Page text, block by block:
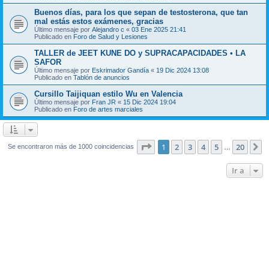
Buenos días, para los que sepan de testosterona, que tan
mal estás estos exámenes, gracias
Último mensaje por Alejandro c « 03 Ene 2025 21:41
Publicado en Foro de Salud y Lesiones
TALLER de JEET KUNE DO y SUPRACAPACIDADES • LA
SAFOR
Último mensaje por Eskrimador Gandía « 19 Dic 2024 13:08
Publicado en Tablón de anuncios
Cursillo Taijiquan estilo Wu en Valencia
Último mensaje por Fran JR « 15 Dic 2024 19:04
Publicado en Foro de artes marciales
Se encontraron más de 1000 coincidencias Página de 20
1 2 3 4 5 20
Ir a